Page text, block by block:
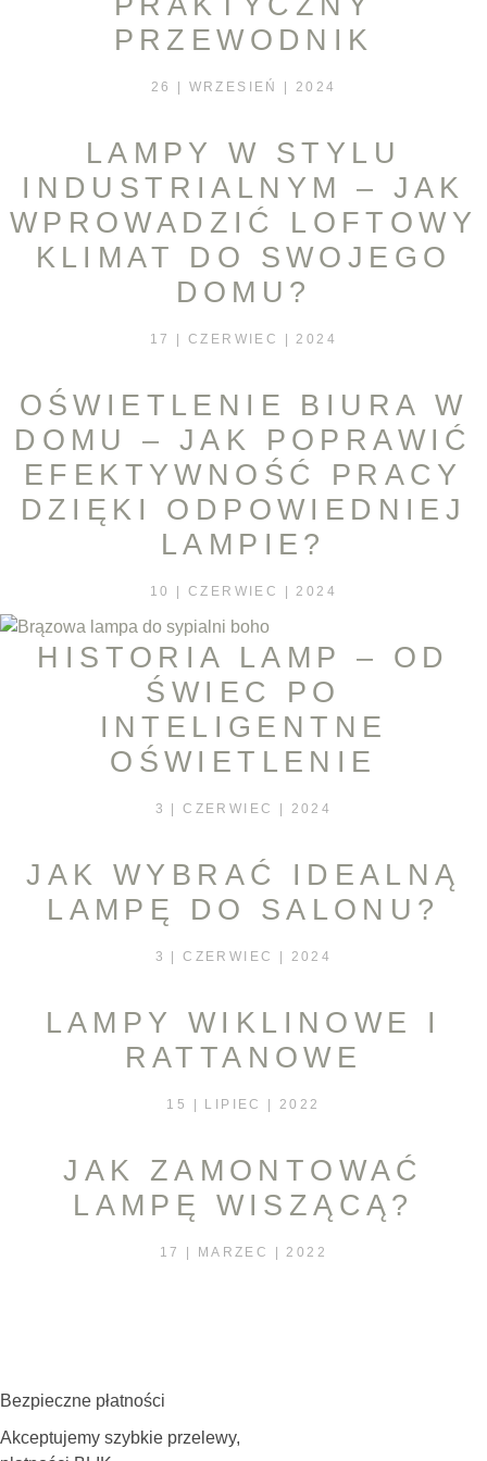
PRZEWODNIK
26 | WRZESIEŃ | 2024
LAMPY W STYLU
INDUSTRIALNYM – JAK
WPROWADZIĆ LOFTOWY
KLIMAT DO SWOJEGO
DOMU?
17 | CZERWIEC | 2024
OŚWIETLENIE BIURA W
DOMU – JAK POPRAWIĆ
EFEKTYWNOŚĆ PRACY
DZIĘKI ODPOWIEDNIEJ
LAMPIE?
10 | CZERWIEC | 2024
HISTORIA LAMP – OD
ŚWIEC PO
INTELIGENTNE
OŚWIETLENIE
3 | CZERWIEC | 2024
JAK WYBRAĆ IDEALNĄ
LAMPĘ DO SALONU?
3 | CZERWIEC | 2024
LAMPY WIKLINOWE I
RATTANOWE
15 | LIPIEC | 2022
JAK ZAMONTOWAĆ
LAMPĘ WISZĄCĄ?
17 | MARZEC | 2022
Bezpieczne płatności
Akceptujemy szybkie przelewy,